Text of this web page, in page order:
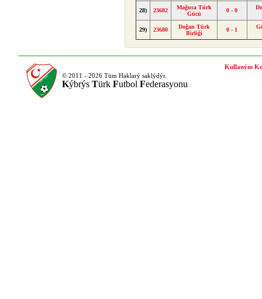
28) 23682
Mağusa Türk
Gücü
0 - 0
29) 23680
Doğan Türk
Birliği
0 - 1
© 2011 - 2026 Tüm Haklarý saklýdýr.
Kýbrýs Türk Futbol Federasyonu
Kullaným